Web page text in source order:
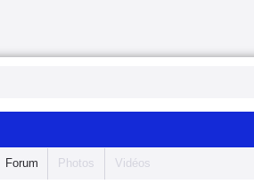
Forum Photos Vidéos